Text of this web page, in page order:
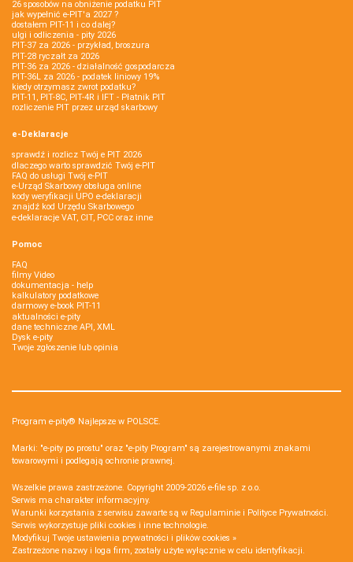
26 sposobów na obniżenie podatku PIT
jak wypełnić e-PIT'a 2027 ?
dostałem PIT-11 i co dalej?
ulgi i odliczenia - pity 2026
PIT-37 za 2026 - przykład, broszura
PIT-28 ryczałt za 2026
PIT-36 za 2026 - działalność gospodarcza
PIT-36L za 2026 - podatek liniowy 19%
kiedy otrzymasz zwrot podatku?
PIT-11, PIT-8C, PIT-4R i IFT - Płatnik PIT
rozliczenie PIT przez urząd skarbowy
e-Deklaracje
sprawdź i rozlicz Twój e PIT 2026
dlaczego warto sprawdzić Twój e-PIT
FAQ do usługi Twój e-PIT
e-Urząd Skarbowy obsługa online
kody weryfikacji UPO e-deklaracji
znajdź kod Urzędu Skarbowego
e-deklaracje VAT, CIT, PCC oraz inne
Pomoc
FAQ
filmy Video
dokumentacja - help
kalkulatory podatkowe
darmowy e-book PIT-11
aktualności e-pity
dane techniczne API, XML
Dysk e-pity
Twoje zgłoszenie lub opinia
Program e-pity® Najlepsze w POLSCE.
Marki: "e-pity po prostu" oraz "e-pity Program" są zarejestrowanymi znakami
towarowymi i podlegają ochronie prawnej.
Wszelkie prawa zastrzeżone. Copyright 2009-2026 e-file sp. z o.o.
Serwis ma charakter informacyjny.
Warunki korzystania z serwisu zawarte są w Regulaminie i Polityce Prywatności.
Serwis wykorzystuje pliki cookies i inne technologie.
Modyfikuj Twoje ustawienia prywatności i plików cookies »
Zastrzeżone nazwy i loga firm, zostały użyte wyłącznie w celu identyfikacji.